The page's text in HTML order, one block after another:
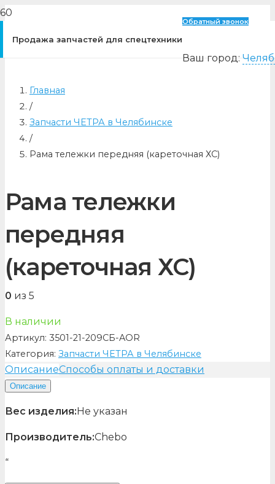
Продажа запчастей для спецтехники
Обратный звонок
Ваш город:
Главная
/
Запчасти ЧЕТРА в Челябинске
/
Рама тележки передняя (кареточная ХС)
Рама тележки
передняя
(кареточная ХС)
0 из 5
В наличии
Артикул: 3501-21-209СБ-AOR
Категория: Запчасти ЧЕТРА в Челябинске
ОписаниеСпособы оплаты и доставки
Описание
Вес изделия:Не указан
Производитель:Chebo
“